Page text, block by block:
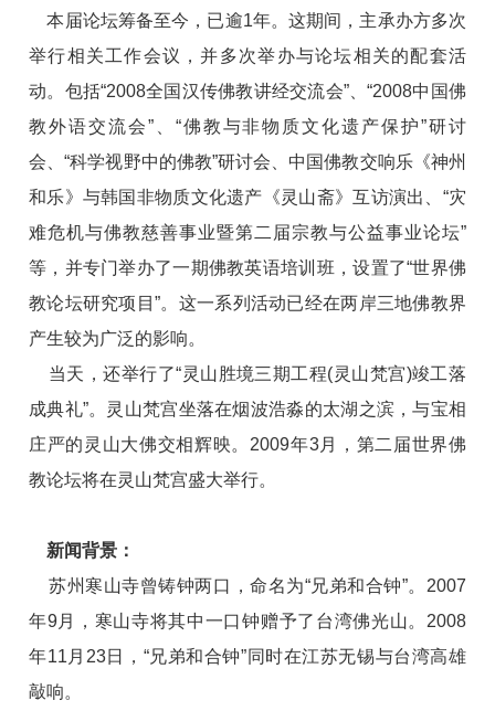
本届论坛筹备至今，已逾1年。这期间，主承办方多次
举行相关工作会议，并多次举办与论坛相关的配套活
动。包括“2008全国汉传佛教讲经交流会”、“2008中国佛
教外语交流会”、“佛教与非物质文化遗产保护”研讨
会、“科学视野中的佛教”研讨会、中国佛教交响乐《神州
和乐》与韩国非物质文化遗产《灵山斋》互访演出、“灾
难危机与佛教慈善事业暨第二届宗教与公益事业论坛”
等，并专门举办了一期佛教英语培训班，设置了“世界佛
教论坛研究项目”。这一系列活动已经在两岸三地佛教界
产生较为广泛的影响。
当天，还举行了“灵山胜境三期工程(灵山梵宫)竣工落
成典礼”。灵山梵宫坐落在烟波浩淼的太湖之滨，与宝相
庄严的灵山大佛交相辉映。2009年3月，第二届世界佛
教论坛将在灵山梵宫盛大举行。
新闻背景：
苏州寒山寺曾铸钟两口，命名为“兄弟和合钟”。2007
年9月，寒山寺将其中一口钟赠予了台湾佛光山。2008
年11月23日，“兄弟和合钟”同时在江苏无锡与台湾高雄
敲响。